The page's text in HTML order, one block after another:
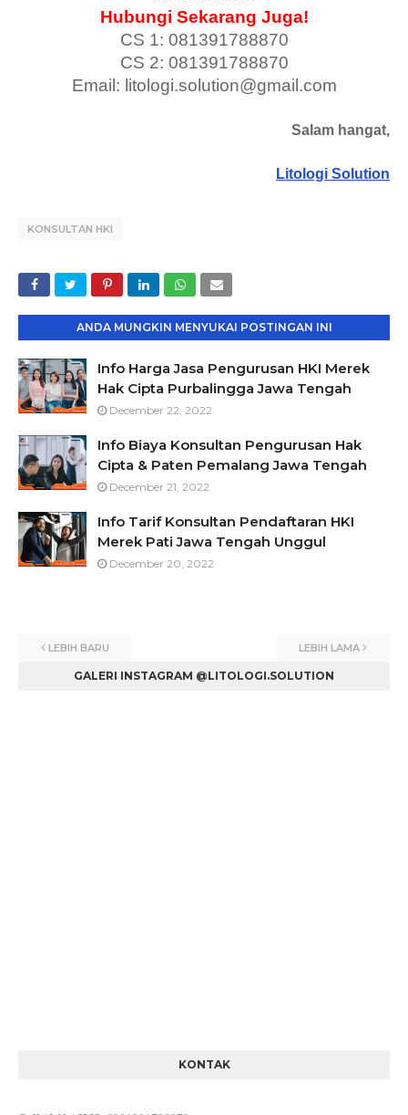
Hubungi Sekarang Juga!
CS 1: 081391788870
CS 2: 081391788870
Email: litologi.solution@gmail.com
Salam hangat,
Litologi Solution
KONSULTAN HKI
ANDA MUNGKIN MENYUKAI POSTINGAN INI
Info Harga Jasa Pengurusan HKI Merek
Hak Cipta Purbalingga Jawa Tengah
December 22, 2022
Info Biaya Konsultan Pengurusan Hak
Cipta & Paten Pemalang Jawa Tengah
December 21, 2022
Info Tarif Konsultan Pendaftaran HKI
Merek Pati Jawa Tengah Unggul
December 20, 2022
LEBIH BARU LEBIH LAMA
GALERI INSTAGRAM @LITOLOGI.SOLUTION
KONTAK